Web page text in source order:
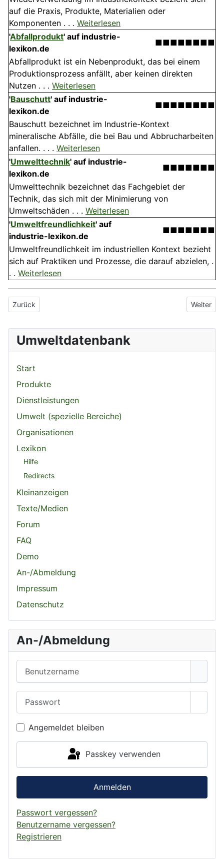
auf die Praxis, Produkte, Materialien oder
Komponenten . . . Weiterlesen
'Abfallprodukt' auf industrie-
lexikon.de
■■■■■■■■
Abfallprodukt ist ein Nebenprodukt, das bei einem
Produktionsprozess anfällt, aber keinen direkten
Nutzen . . . Weiterlesen
'Bauschutt' auf industrie-
lexikon.de
■■■■■■■■
Bauschutt bezeichnet im Industrie-Kontext
mineralische Abfälle, die bei Bau und Abbrucharbeiten
anfallen. . . . Weiterlesen
'Umwelttechnik' auf industrie-
lexikon.de
■■■■■■■
Umwelttechnik bezeichnet das Fachgebiet der
Technik, das sich mit der Minimierung von
Umweltschäden . . . Weiterlesen
'Umweltfreundlichkeit' auf
industrie-lexikon.de
■■■■■■■
Umweltfreundlichkeit im industriellen Kontext bezieht
sich auf Praktiken und Prozesse, die darauf abzielen, .
. . Weiterlesen
Vorheriger Beitrag: Abfallentsorgungsanlage
Zurück Nächster
Weiter
Umweltdatenbank
Start
Produkte
Dienstleistungen
Umwelt (spezielle Bereiche)
Organisationen
Lexikon
Hilfe
Redirects
Kleinanzeigen
Texte/Medien
Forum
FAQ
Demo
An-/Abmeldung
Impressum
Datenschutz
An-/Abmeldung
Angemeldet bleiben
Passkey verwenden
Anmelden
Passwort vergessen?
Benutzername vergessen?
Registrieren